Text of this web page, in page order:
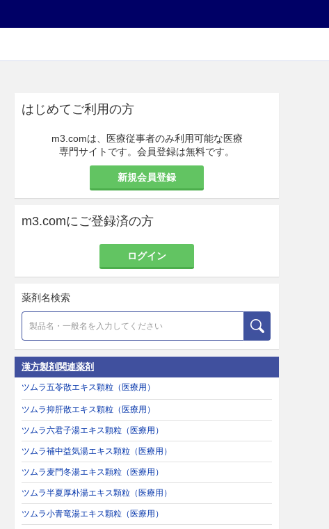
はじめてご利用の方
m3.comは、医療従事者のみ利用可能な医療
専門サイトです。会員登録は無料です。
新規会員登録
m3.comにご登録済の方
ログイン
薬剤名検索
漢方製剤関連薬剤
ツムラ五苓散エキス顆粒（医療用）
ツムラ抑肝散エキス顆粒（医療用）
ツムラ六君子湯エキス顆粒（医療用）
ツムラ補中益気湯エキス顆粒（医療用）
ツムラ麦門冬湯エキス顆粒（医療用）
ツムラ半夏厚朴湯エキス顆粒（医療用）
ツムラ小青竜湯エキス顆粒（医療用）